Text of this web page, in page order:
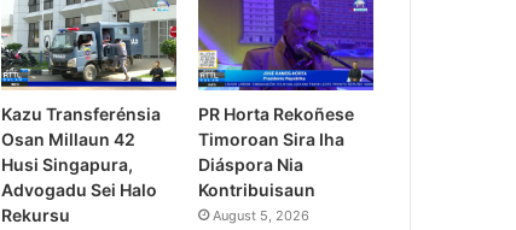
Kazu Transferénsia
Osan Millaun 42
Husi Singapura,
Advogadu Sei Halo
Rekursu
PR Horta Rekoñese
Timoroan Sira Iha
Diáspora Nia
Kontribuisaun
August 5, 2026